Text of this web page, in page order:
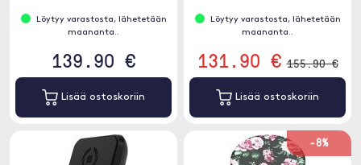
Löytyy varastosta, lähetetään
maananta..
139.90 €
Lisää ostoskoriin
Löytyy varastosta, lähetetään
maananta..
131.90 € 155.90 €
Lisää ostoskoriin
-8%